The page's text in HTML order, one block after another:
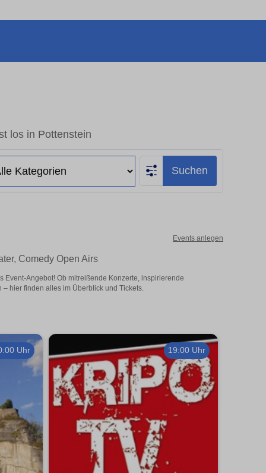
los in Pottenstein
Suchen
Events anlegen
Comedy Open Airs
Angebot! Ob mitreißende Konzerte, inspirierende
hier finden alles im Überblick und Tickets.
Uhr 19:00 Uhr